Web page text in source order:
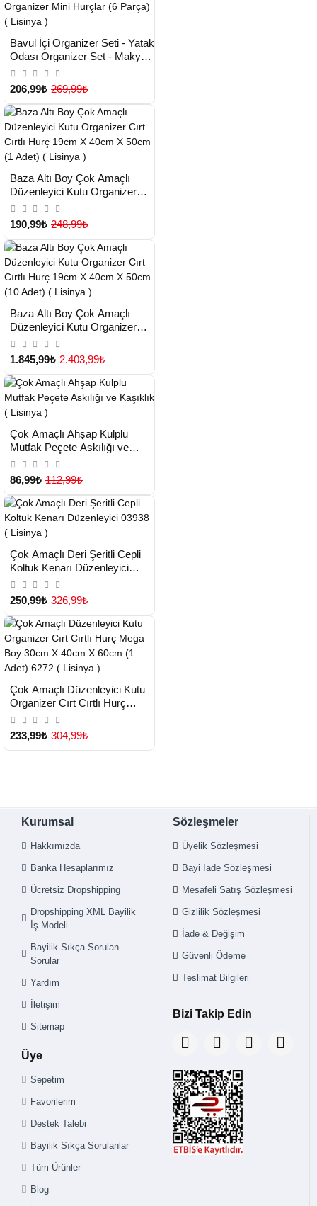
HIZLI
TESLİMAT
Bavul İçi Organizer Seti - Yatak
Odası Organizer Set - Makyaj
Organizer Mini Hurçlar (6
Parça) ( Lisinya )
206,99₺ 269,99₺
TESLİMAT
Baza Altı Boy Çok Amaçlı
Düzenleyici Kutu Organizer
Cırt Cırtlı Hurç 19cm X 40cm
X 50cm (1 Adet) ( Lisinya )
190,99₺ 248,99₺
TESLİMAT
Baza Altı Boy Çok Amaçlı
Düzenleyici Kutu Organizer
Cırt Cırtlı Hurç 19cm X 40cm
X 50cm (10 Adet) ( Lisinya )
1.845,99₺ 2.403,99₺
TESLİMAT
Çok Amaçlı Ahşap Kulplu
Mutfak Peçete Askılığı ve
Kaşıklık ( Lisinya )
86,99₺ 112,99₺
TESLİMAT
Çok Amaçlı Deri Şeritli Cepli
Koltuk Kenarı Düzenleyici
03938 ( Lisinya )
250,99₺ 326,99₺
TESLİMAT
Çok Amaçlı Düzenleyici Kutu
Organizer Cırt Cırtlı Hurç
Mega Boy 30cm X 40cm X
60cm (1 Adet) 6272 ( Lisinya )
233,99₺ 304,99₺
Kurumsal
Hakkımızda
Banka Hesaplarımız
Ücretsiz Dropshipping
Dropshipping XML Bayilik
İş Modeli
Bayilik Sıkça Sorulan
Sorular
Yardım
İletişim
Sitemap
Üye
Sepetim
Favorilerim
Destek Talebi
Bayilik Sıkça Sorulanlar
Tüm Ürünler
Blog
Sözleşmeler
Üyelik Sözleşmesi
Bayi İade Sözleşmesi
Mesafeli Satış Sözleşmesi
Gizlilik Sözleşmesi
İade & Değişim
Güvenli Ödeme
Teslimat Bilgileri
Bizi Takip Edin